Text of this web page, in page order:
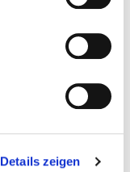
Details zeigen